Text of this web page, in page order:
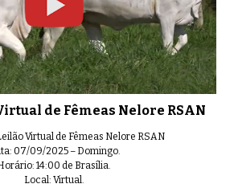
de Fêmeas Nelore RSAN
Virtual de Fêmeas Nelore RSAN
07/09/2025 – Domingo.
14:00 de Brasília.
Local: Virtual.